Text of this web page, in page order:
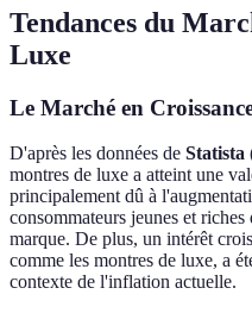
Tendances du
Luxe
Le Marché en
D'après les données de Statista
montres de luxe a atteint une
principalement dû à
consommateurs jeunes et
marque. De plus, un intérêt
comme les montres de luxe, a
contexte de l'inflation actuelle.